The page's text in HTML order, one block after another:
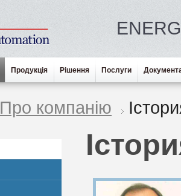
Продукція Рішення Послуги
Про компанію